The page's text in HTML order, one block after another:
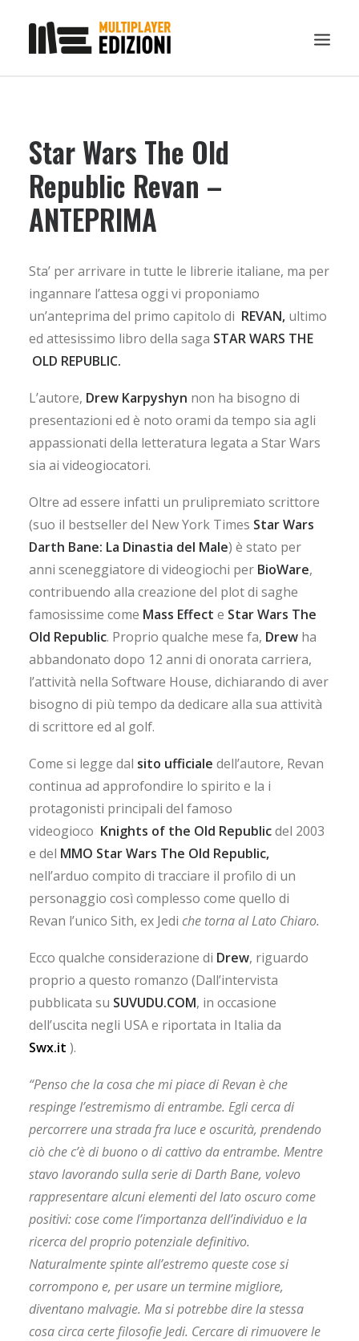
LIBRI
GUIDE STRATEGICHE
GADGET
NEWS
CHI SIAMO
DOWNLOAD
RICERCA
Star Wars The Old
Republic Revan –
ANTEPRIMA
Sta’ per arrivare in tutte le librerie italiane, ma per
ingannare l’attesa oggi vi proponiamo
un’anteprima del primo capitolo di REVAN, ultimo
ed attesissimo libro della saga STAR WARS THE
OLD REPUBLIC.
L’autore, Drew Karpyshyn non ha bisogno di
presentazioni ed è noto orami da tempo sia agli
appassionati della letteratura legata a Star Wars
sia ai videogiocatori.
Oltre ad essere infatti un prulipremiato scrittore
(suo il bestseller del New York Times Star Wars
Darth Bane: La Dinastia del Male) è stato per
anni sceneggiatore di videogiochi per BioWare,
contribuendo alla creazione del plot di saghe
famosissime come Mass Effect e Star Wars The
Old Republic. Proprio qualche mese fa, Drew ha
abbandonato dopo 12 anni di onorata carriera,
l’attività nella Software House, dichiarando di aver
bisogno di più tempo da dedicare alla sua attività
di scrittore ed al golf.
Come si legge dal sito ufficiale dell’autore, Revan
continua ad approfondire lo spirito e la i
protagonisti principali del famoso
videogioco Knights of the Old Republicdel 2003
e del MMO Star Wars The Old Republic,
nell’arduo compito di tracciare il profilo di un
personaggio così complesso come quello di
Revan l’unico Sith, ex Jedi che torna al Lato Chiaro.
Ecco qualche considerazione di Drew, riguardo
proprio a questo romanzo (Dall’intervista
pubblicata su SUVUDU.COM, in occasione
dell’uscita negli USA e riportata in Italia da
Swx.it ).
“Penso che la cosa che mi piace di Revan è che
respinge l’estremismo di entrambe. Egli cerca di
percorrere una strada fra luce e oscurità, prendendo
ciò che c’è di buono o di cattivo da entrambe. Mentre
stavo lavorando sulla serie di Darth Bane, volevo
rappresentare alcuni elementi del lato oscuro come
positivi: cose come l’importanza dell’individuo e la
ricerca del proprio potenziale definitivo.
Naturalmente spinte all’estremo queste cose si
corrompono e, per usare un termine migliore,
diventano malvagie. Ma si potrebbe dire la stessa
cosa circa certe filosofie Jedi. Cercare di rimuovere le